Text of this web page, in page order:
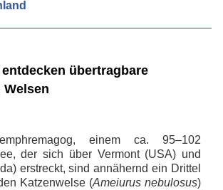
übertragbare
Welsen
einem ca. 95–102
der sich über Vermont (USA) und
erstreckt, sind annähernd ein Drittel
Katzenwelse (Ameiurus nebulosus)